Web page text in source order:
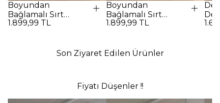
Boyundan
Bağlamalı Sırt
Dekolteli Uzun
1.899,99 TL
Boyundan
Bağlamalı Sırt
Dekolteli Uzun
1.899,99 TL
Son Ziyaret Edilen Ürünler
Fiyatı Düşenler !!